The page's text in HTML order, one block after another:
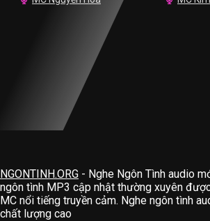
NGONTINH.ORG - Nghe Ngôn Tình audio
ngôn tình MP3 cập nhật thường xuyên
MC nổi tiếng truyền cảm. Nghe ngôn tình
chất lượng cao